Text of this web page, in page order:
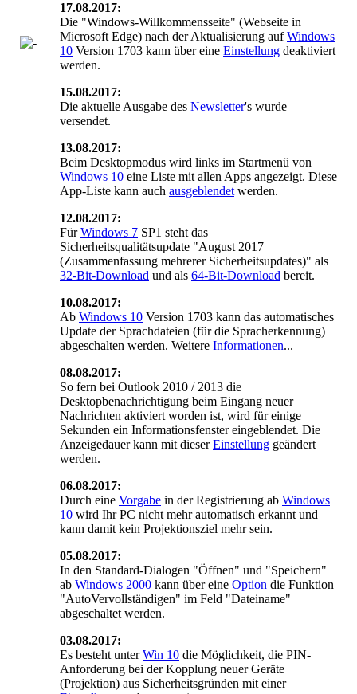
17.08.2017:
Die "Windows-Willkommensseite" (Webseite in
Microsoft Edge) nach der Aktualisierung aufWindows
10 Version 1703 kann über eine Einstellung deaktiviert
werden.
15.08.2017:
Die aktuelle Ausgabe des Newsletter's wurde
versendet.
13.08.2017:
Beim Desktopmodus wird links im Startmenü von
Windows 10 eine Liste mit allen Apps angezeigt. Diese
App-Liste kann auch ausgeblendet werden.
12.08.2017:
FürWindows 7 SP1 steht das
Sicherheitsqualitätsupdate "August 2017
(Zusammenfassung mehrerer Sicherheitsupdates)" als
32-Bit-Download und als 64-Bit-Download bereit.
10.08.2017:
Ab Windows 10 Version 1703 kann das automatisches
Update der Sprachdateien (für die Spracherkennung)
abgeschalten werden. Weitere Informationen...
08.08.2017:
So fern bei Outlook 2010 / 2013 die
Desktopbenachrichtigung beim Eingang neuer
Nachrichten aktiviert worden ist, wird für einige
Sekunden ein Informationsfenster eingeblendet. Die
Anzeigedauer kann mit dieserEinstellung geändert
werden.
06.08.2017:
Durch eine Vorgabe in der Registrierung ab Windows
10 wird Ihr PC nicht mehr automatisch erkannt und
kann damit kein Projektionsziel mehr sein.
05.08.2017:
In den Standard-Dialogen "Öffnen" und "Speichern"
ab Windows 2000 kann über eine Option die Funktion
"AutoVervollständigen" im Feld "Dateiname"
abgeschaltet werden.
03.08.2017:
Es besteht unterWin 10 die Möglichkeit, die PIN-
Anforderung bei der Kopplung neuer Geräte
(Projektion) aus Sicherheitsgründen mit einer